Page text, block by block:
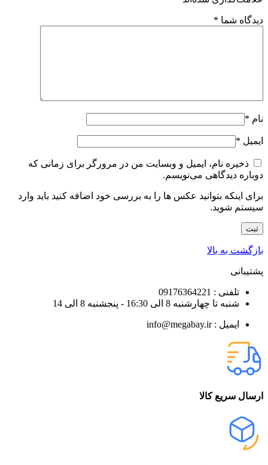
دیدگاه شما *
نام *
ایمیل *
ذخیره نام، ایمیل و وبسایت من در مرورگر برای زمانی که
دوباره دیدگاهی می‌نویسم.
برای اینکه بتوانید عکس ها را به بررسی خود اضافه کنید باید وارد
سیستم شوید.
بازگشت به بالا
پشتیبانی
تلفنی : 09176364221
شنبه تا چهارشنبه 8 الی 16:30 - پنجشنبه 8 الی 14
ایمیل : info@megabay.ir
ارسال سریع کالا